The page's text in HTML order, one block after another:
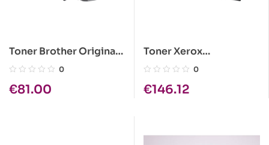
Toner Brother Original
TN-2120
0
€81.00
Toner Xerox
Workcentre 3315 / 3325
106R02311
0
€146.12